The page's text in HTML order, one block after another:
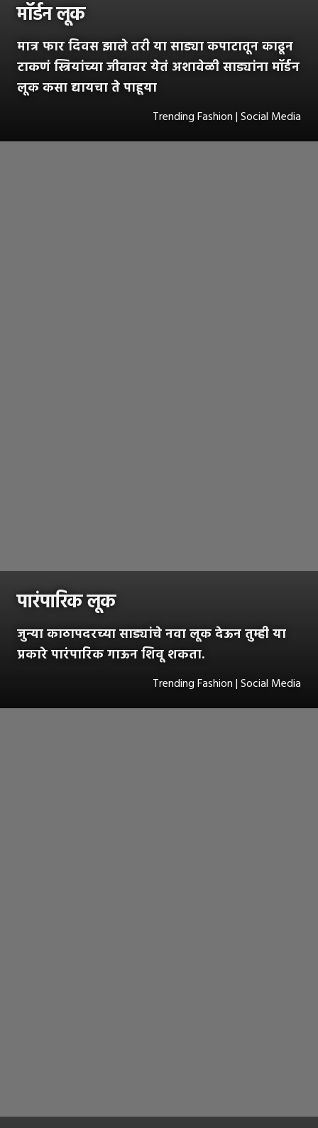
मॉर्डन लूक
मात्र फार दिवस झाले तरी या साड्या कपाटातून काढून
टाकणं स्त्रियांच्या जीवावर येतं अशावेळी साड्यांना मॉर्डन
लूक कसा द्यायचा ते पाहूया
Trending Fashion | Social Media
पारंपारिक लूक
जुन्या काठापदरच्या साड्यांचे नवा लूक देऊन तुम्ही या
प्रकारे पारंपारिक गाऊन शिवू शकता.
Trending Fashion | Social Media